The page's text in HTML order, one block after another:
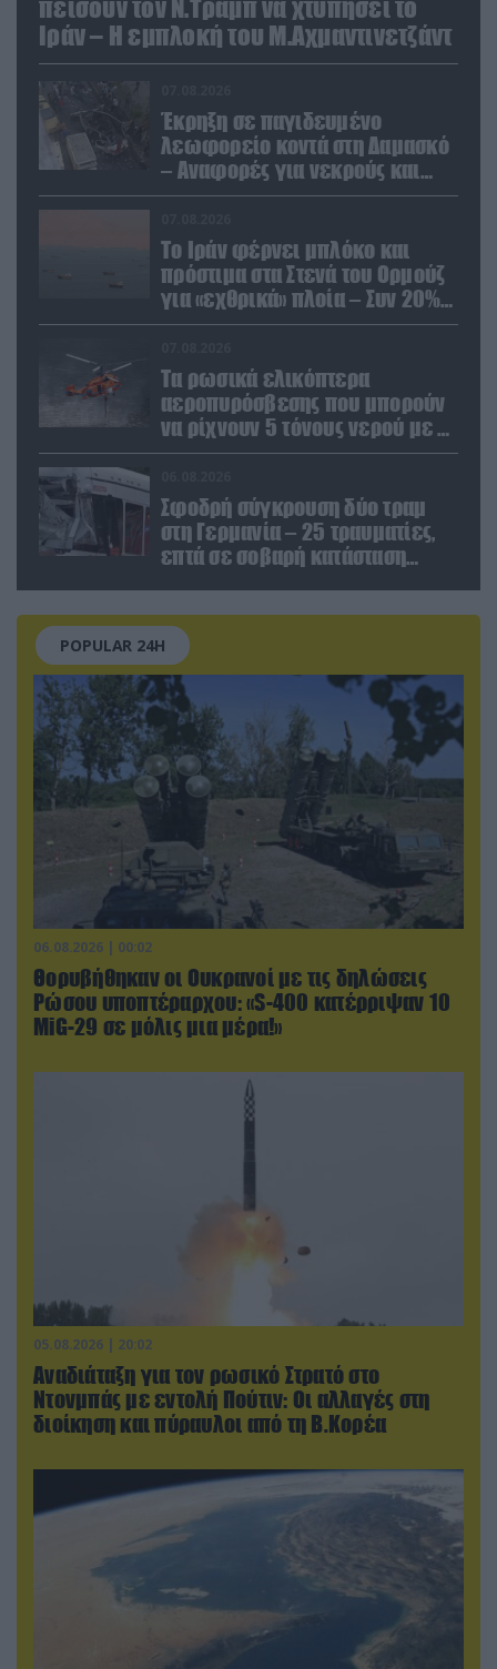
πείσουν τον Ν.Τραμπ να χτυπήσει το
Ιράν – Η εμπλοκή του Μ.Αχμαντινετζάντ
Έκρηξη σε παγιδευμένο
λεωφορείο κοντά στη Δαμασκό
– Αναφορές για νεκρούς και
τραυματίες (βίντεο)
Το Ιράν φέρνει μπλόκο και
πρόστιμα στα Στενά του Ορμούζ
για «εχθρικά» πλοία – Συν 20%
στα φορτία
Τα ρωσικά ελικόπτερα
αεροπυρόσβεσης που μπορούν
να ρίχνουν 5 τόνους νερού με 8
μποφόρ
Σφοδρή σύγκρουση δύο τραμ
στη Γερμανία – 25 τραυματίες,
επτά σε σοβαρή κατάσταση
POPULAR 24H
06.08.2026 | 00:02
Θορυβήθηκαν οι Ουκρανοί με τις δηλώσεις
Ρώσου υποπτέραρχου: «S-400 κατέρριψαν 10
MiG-29 σε μόλις μια μέρα!»
05.08.2026 | 20:02
Αναδιάταξη για τον ρωσικό Στρατό στο
Ντονμπάς με εντολή Πούτιν: Οι αλλαγές στη
διοίκηση και πύραυλοι από τη Β.Κορέα